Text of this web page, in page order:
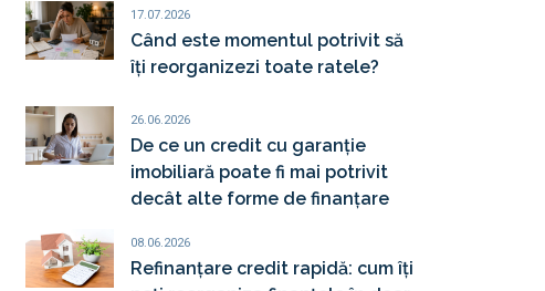
17.07.2026
Când este momentul potrivit să
îți reorganizezi toate ratele?
26.06.2026
De ce un credit cu garanție
imobiliară poate fi mai potrivit
decât alte forme de finanțare
08.06.2026
Refinanțare credit rapidă: cum îți